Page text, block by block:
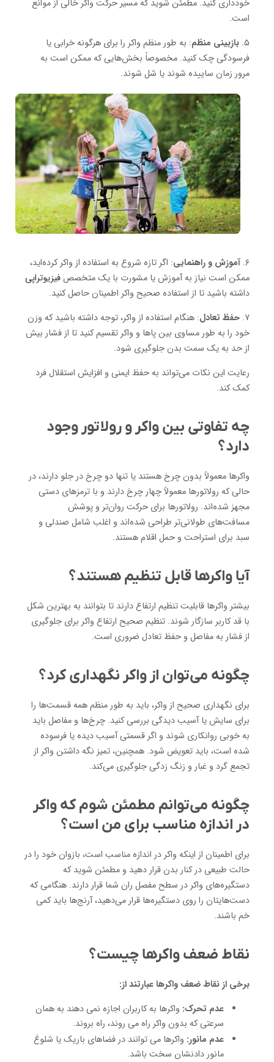
خودداری کنید. مطمئن شوید که مسیر حرکت واکر خالی از موانع
است.
۵. بازبینی منظم: به طور منظم واکر را برای هرگونه خرابی یا
فرسودگی چک کنید. مخصوصاً بخش‌هایی که ممکن است به
مرور زمان ساییده شوند یا شل شوند.
۶. آموزش و راهنمایی: اگر تازه شروع به استفاده از واکر کرده‌اید،
ممکن است نیاز به آموزش یا مشورت با یک متخصصفیزیوتراپی
داشته باشید تا از استفاده صحیح واکر اطمینان حاصل کنید.
۷. حفظ تعادل: هنگام استفاده از واکر، توجه داشته باشید که وزن
خود را به طور مساوی بین پاها و واکر تقسیم کنید تا از فشار بیش
از حد به یک سمت بدن جلوگیری شود.
رعایت این نکات می‌تواند به حفظ ایمنی و افزایش استقلال فرد
کمک کند.
چه تفاوتی بین واکر و رولاتور وجود
دارد؟
واکرها معمولاً بدون چرخ هستند یا تنها دو چرخ در جلو دارند، در
حالی که رولاتورها معمولاً چهار چرخ دارند و با ترمزهای دستی
مجهز شده‌اند. رولاتورها برای حرکت روان‌تر و پوشش
مسافت‌های طولانی‌تر طراحی شده‌اند و اغلب شامل صندلی و
سبد برای استراحت و حمل اقلام هستند.
آیا واکرها قابل تنظیم هستند؟
بیشتر واکرها قابلیت تنظیم ارتفاع دارند تا بتوانند به بهترین شکل
با قد کاربر سازگار شوند. تنظیم صحیح ارتفاع واکر برای جلوگیری
از فشار به مفاصل و حفظ تعادل ضروری است.
چگونه می‌توان از واکر نگهداری کرد؟
برای نگهداری صحیح از واکر، باید به طور منظم همه قسمت‌ها را
برای سایش یا آسیب دیدگی بررسی کنید. چرخ‌ها و مفاصل باید
به خوبی روانکاری شوند و اگر قسمتی آسیب دیده یا فرسوده
شده است، باید تعویض شود. همچنین، تمیز نگه داشتن واکر از
تجمع گرد و غبار و زنگ زدگی جلوگیری می‌کند.
چگونه می‌توانم مطمئن شوم که واکر
در اندازه مناسب برای من است؟
برای اطمینان از اینکه واکر در اندازه مناسب است، بازوان خود را در
حالت طبیعی در کنار بدن قرار دهید و مطمئن شوید که
دستگیره‌های واکر در سطح مفصل ران شما قرار دارند. هنگامی که
دست‌هایتان را روی دستگیره‌ها قرار می‌دهید، آرنج‌ها باید کمی
خم باشند.
نقاط ضعف واکرها چیست؟
برخی از نقاط ضعف واکرها عبارتند از:
عدم تحرک: واکرها به کاربران اجازه نمی دهند به همان
سرعتی که بدون واکر راه می روند، راه بروند.
عدم مانور: واکرها می توانند در فضاهای باریک یا شلوغ
مانور دادنشان سخت باشد.